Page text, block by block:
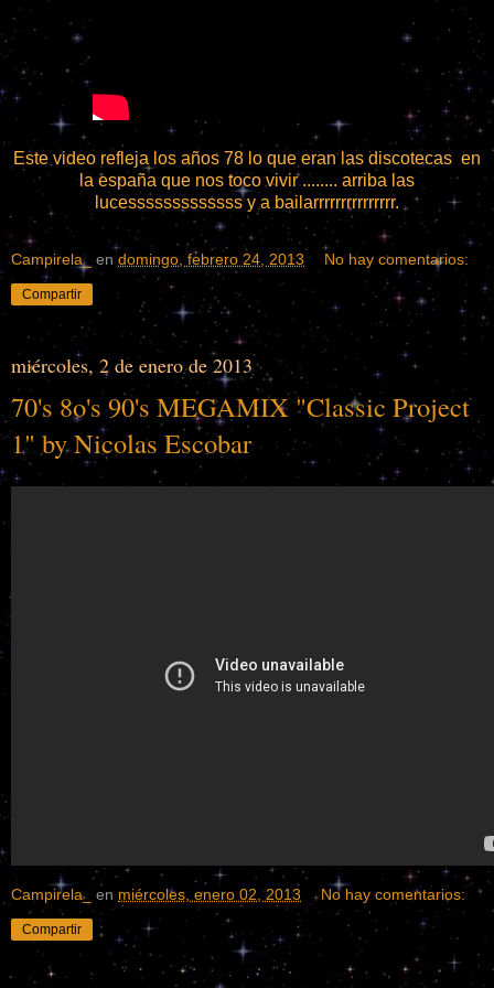
Este video refleja los años 78 lo que eran las discotecas en
la españa que nos toco vivir ........ arriba las
lucesssssssssssss y a bailarrrrrrrrrrrrrrr.
Campirela_ en domingo, febrero 24, 2013 No hay comentarios:
Compartir
miércoles, 2 de enero de 2013
70's 8o's 90's MEGAMIX "Classic Project
1" by Nicolas Escobar
Campirela_ en miércoles, enero 02, 2013 No hay comentarios:
Compartir